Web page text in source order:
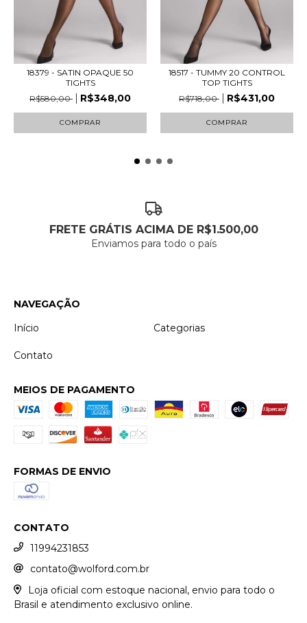
18379 - SATIN OPAQUE 50
TIGHTS
R$580,00
R$348,00
COMPRAR
18517 - TUMMY 20 CONTROL
TOP TIGHTS
R$718,00
R$431,00
COMPRAR
FRETE GRÁTIS ACIMA DE R$1.500,00
Enviamos para todo o país
NAVEGAÇÃO
Início
Categorias
Contato
MEIOS DE PAGAMENTO
FORMAS DE ENVIO
CONTATO
11994231853
contato@wolford.com.br
Loja oficial com estoque nacional, envio para todo o
Brasil e atendimento exclusivo online.